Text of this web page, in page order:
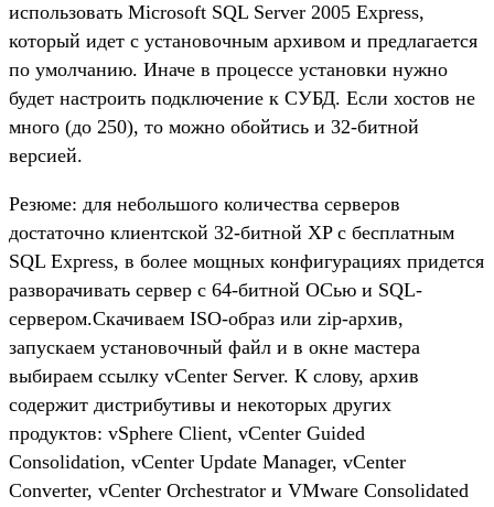
использовать Microsoft SQL Server 2005 Express,
который идет с установочным архивом и предлагается
по умолчанию. Иначе в процессе установки нужно
будет настроить подключение к СУБД. Если хостов не
много (до 250), то можно обойтись и 32-битной
версией.
Резюме: для небольшого количества серверов
достаточно клиентской 32-битной XP с бесплатным
SQL Express, в более мощных конфигурациях придется
разворачивать сервер с 64-битной ОСью и SQL-
сервером.Скачиваем ISO-образ или zip-архив,
запускаем установочный файл и в окне мастера
выбираем ссылку vCenter Server. К слову, архив
содержит дистрибутивы и некоторых других
продуктов: vSphere Client, vCenter Guided
Consolidation, vCenter Update Manager, vCenter
Converter, vCenter Orchestrator и VMware Consolidated